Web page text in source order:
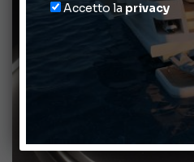
Accetto la privacy